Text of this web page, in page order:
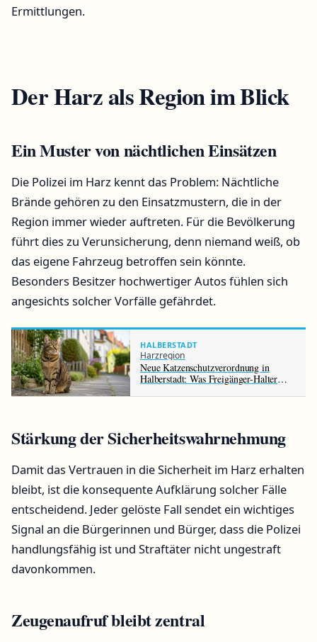
Ermittlungen.
Der Harz als Region im Blick
Ein Muster von nächtlichen Einsätzen
Die Polizei im Harz kennt das Problem: Nächtliche
Brände gehören zu den Einsatzmustern, die in der
Region immer wieder auftreten. Für die Bevölkerung
führt dies zu Verunsicherung, denn niemand weiß, ob
das eigene Fahrzeug betroffen sein könnte.
Besonders Besitzer hochwertiger Autos fühlen sich
angesichts solcher Vorfälle gefährdet.
HALBERSTADT
Harzregion
Neue Katzenschutzverordnung in
Halberstadt: Was Freigänger-Halter
Stärkung der Sicherheitswahrnehmung
Damit das Vertrauen in die Sicherheit im Harz erhalten
bleibt, ist die konsequente Aufklärung solcher Fälle
entscheidend. Jeder gelöste Fall sendet ein wichtiges
Signal an die Bürgerinnen und Bürger, dass die Polizei
handlungsfähig ist und Straftäter nicht ungestraft
davonkommen.
Zeugenaufruf bleibt zentral